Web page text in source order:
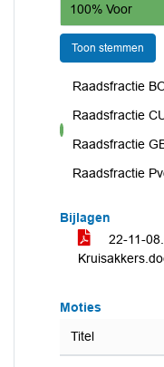
100% Voor
Toon stemmen
voor
Raadsfractie
Raadsfractie
Raadsfractie
Raadsfractie
Bijlagen
22-11-
Moties
Titel